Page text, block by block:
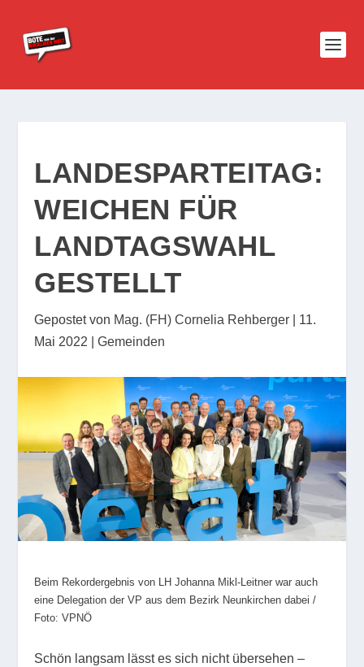
LANDESPARTEITAG:
WEICHEN FÜR
LANDTAGSWAHL
GESTELLT
Gepostet von Mag. (FH) Cornelia Rehberger
11.
Mai 2022 |Gemeinden
Beim Rekordergebnis von LH Johanna Mikl-Leitner war auch
eine Delegation der VP aus dem Bezirk Neunkirchen dabei /
Foto: VPNÖ
Schön langsam lässt es sich nicht übersehen –